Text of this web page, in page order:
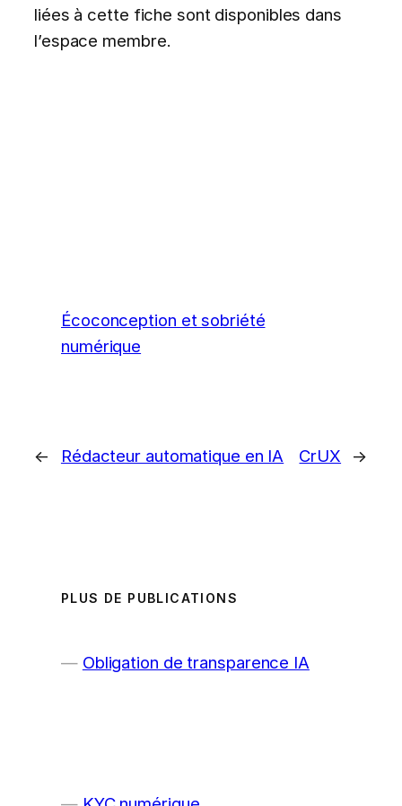
liées à cette fiche sont disponibles dans
l’espace membre.
Écoconception et sobriété
numérique
← Rédacteur automatique en IA CrUX →
PLUS DE PUBLICATIONS
Obligation de transparence IA